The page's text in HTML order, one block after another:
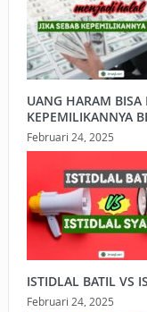
UANG HARAM BISA
KEPEMILIKANNYA
Februari 24, 2025
ISTIDLAL BATIL VS
Februari 24, 2025